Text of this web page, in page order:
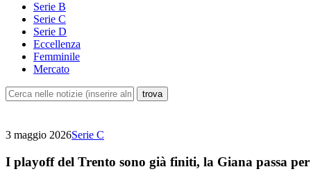
Serie B
Serie C
Serie D
Eccellenza
Femminile
Mercato
3 maggio 2026Serie C
I playoff del Trento sono già finiti, la Giana passa